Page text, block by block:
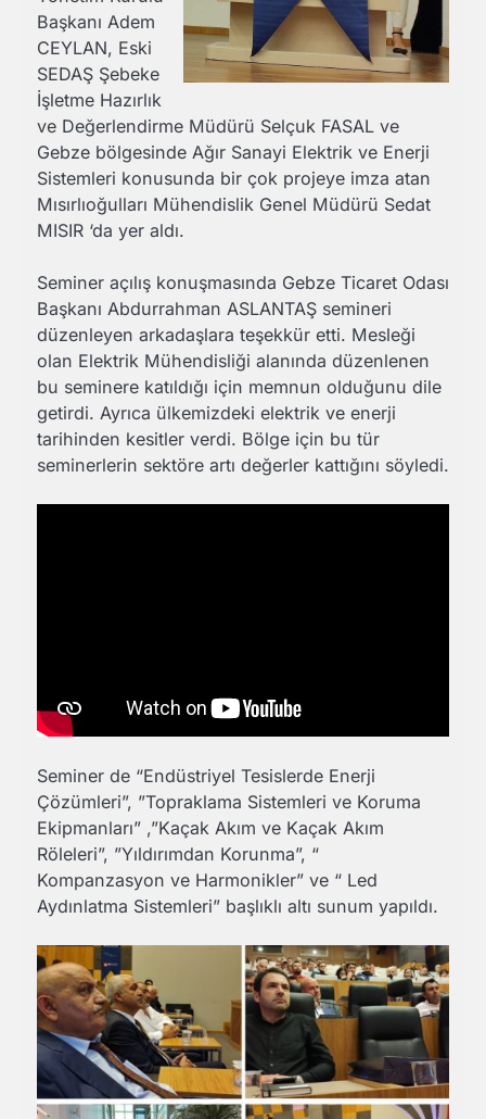
Başkanı Adem
CEYLAN, Eski
SEDAŞ Şebeke
İşletme Hazırlık
ve Değerlendirme Müdürü Selçuk FASAL ve
Gebze bölgesinde Ağır Sanayi Elektrik ve Enerji
Sistemleri konusunda bir çok projeye imza atan
Mısırlıoğulları Mühendislik Genel Müdürü Sedat
MISIR ‘da yer aldı.
Seminer açılış konuşmasında Gebze Ticaret Odası
Başkanı Abdurrahman ASLANTAŞ semineri
düzenleyen arkadaşlara teşekkür etti. Mesleği
olan Elektrik Mühendisliği alanında düzenlenen
bu seminere katıldığı için memnun olduğunu dile
getirdi. Ayrıca ülkemizdeki elektrik ve enerji
tarihinden kesitler verdi. Bölge için bu tür
seminerlerin sektöre artı değerler kattığını söyledi.
Seminer de “Endüstriyel Tesislerde Enerji
Çözümleri”, ”Topraklama Sistemleri ve Koruma
Ekipmanları” ,”Kaçak Akım ve Kaçak Akım
Röleleri”, ”Yıldırımdan Korunma”, “
Kompanzasyon ve Harmonikler” ve “ Led
Aydınlatma Sistemleri” başlıklı altı sunum yapıldı.